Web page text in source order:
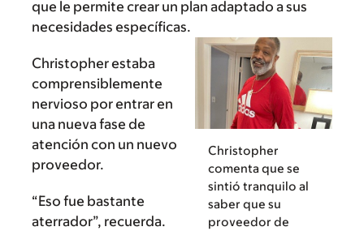
que le permite crear un plan adaptado a sus
necesidades específicas.
Christopher
comenta que se
sintió tranquilo al
saber que su
proveedor de
Christopher estaba
comprensiblemente
nervioso por entrar en
una nueva fase de
atención con un nuevo
proveedor.
“Eso fue bastante
aterrador”, recuerda.